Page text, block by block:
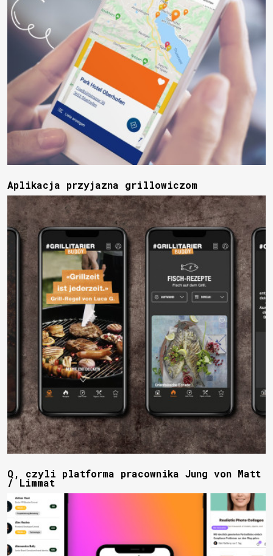
Aplikacja przyjazna grillowiczom
Q, czyli platforma pracownika Jung von Matt
/ Limmat